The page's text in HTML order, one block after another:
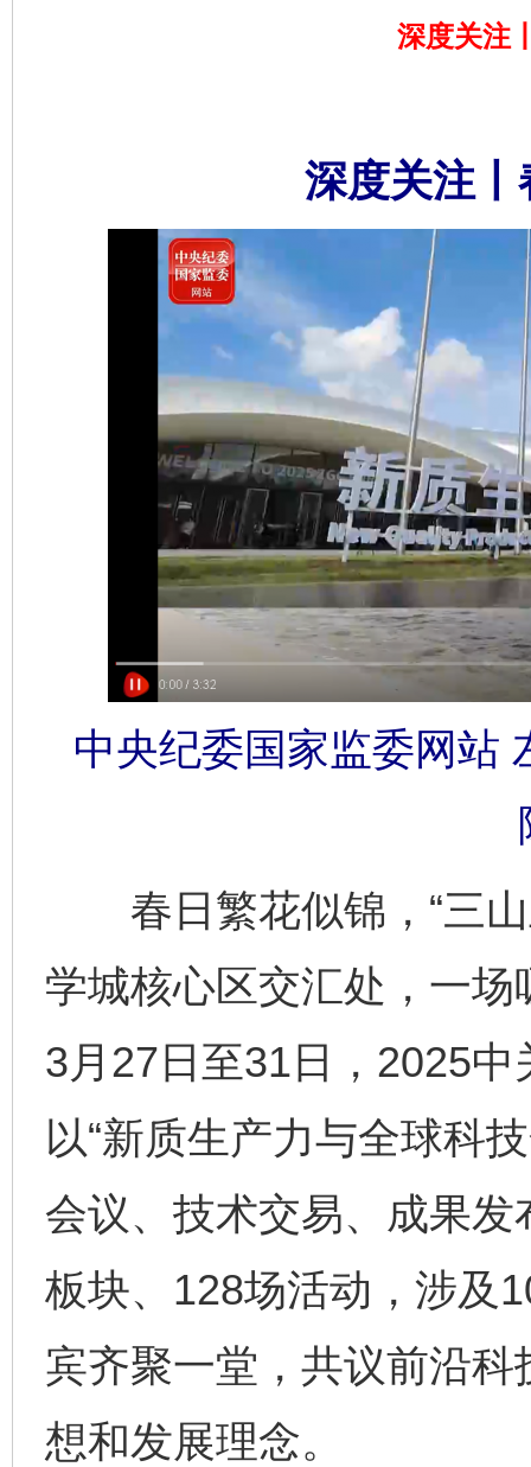
深度关注
深度关注
中央纪委国家监委网站
春日繁花似锦，“三山
学城核心区交汇处，一
3月27日至31日，2025
以“新质生产力与全球科
会议、技术交易、成果
板块、128场活动，涉及
宾齐聚一堂，共议前沿
想和发展理念。